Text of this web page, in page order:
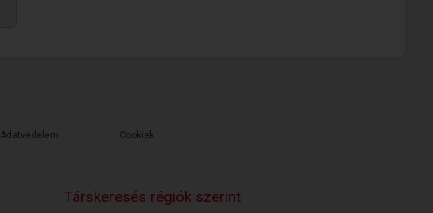
Adatvédelem Cookiek
Társkeresés régiók szerint